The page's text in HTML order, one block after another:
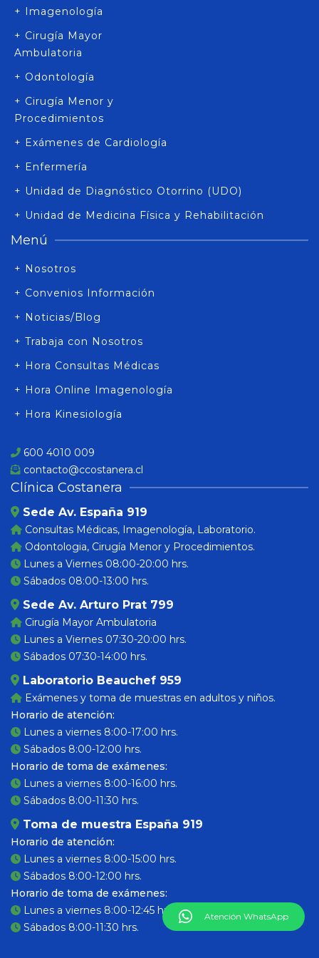
Atención WhatsApp
+ Imagenología
+ Cirugía Mayor
Ambulatoria
+ Odontología
+ Cirugía Menor y
Procedimientos
+ Exámenes de Cardiología
+ Enfermería
+ Unidad de Diagnóstico Otorrino (UDO)
+ Unidad de Medicina Física y Rehabilitación
Menú
+ Nosotros
+ Convenios Información
+ Noticias/Blog
+ Trabaja con Nosotros
+ Hora Consultas Médicas
+ Hora Online Imagenología
+ Hora Kinesiología
600 4010 009
contacto@ccostanera.cl
Clínica Costanera
Sede Av. España 919
Consultas Médicas, Imagenología, Laboratorio.
Odontologia, Cirugía Menor y Procedimientos.
Lunes a Viernes 08:00-20:00 hrs.
Sábados 08:00-13:00 hrs.
Sede Av. Arturo Prat 799
Cirugía Mayor Ambulatoria
Lunes a Viernes 07:30-20:00 hrs.
Sábados 07:30-14:00 hrs.
Laboratorio Beauchef 959
Exámenes y toma de muestras en adultos y niños.
Horario de atención:
Lunes a viernes 8:00-17:00 hrs.
Sábados 8:00-12:00 hrs.
Horario de toma de exámenes:
Lunes a viernes 8:00-16:00 hrs.
Sábados 8:00-11:30 hrs.
Toma de muestra España 919
Horario de atención:
Lunes a viernes 8:00-15:00 hrs.
Sábados 8:00-12:00 hrs.
Horario de toma de exámenes:
Lunes a viernes 8:00-12:45 hrs.
Sábados 8:00-11:30 hrs.